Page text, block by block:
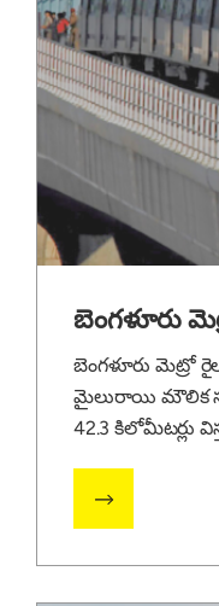
బెంగళూరు
బెంగళూరు మెట్రో
మైలురాయి మౌలిక
42.3 కిలోమీటర్లు